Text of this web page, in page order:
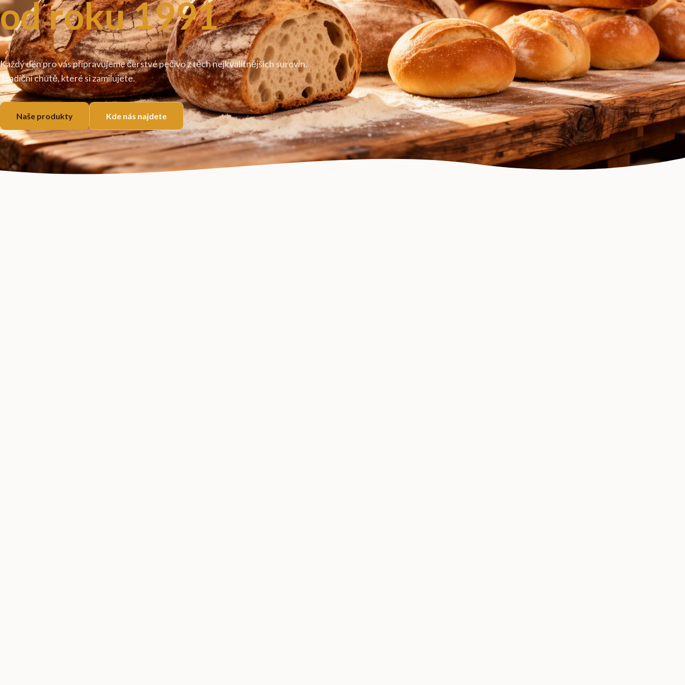
od roku 1991
Každý den pro vás připravujeme čerstvé pečivo z těch nejkvalitnějších surovin.
Tradiční chutě, které si zamilujete.
Naše produkty Kde nás najdete